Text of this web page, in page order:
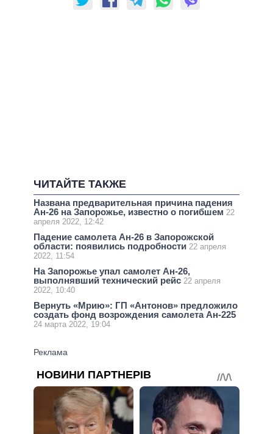
ЧИТАЙТЕ ТАКЖЕ
Названа предварительная причина падения
Ан-26 на Запорожье, известно о погибшем 22
апреля 2022, 12:42
Падение самолета Ан-26 в Запорожской
области: появились подробности 22 апреля
2022, 11:54
На Запорожье упал самолет Ан-26,
выполнявший технический рейс 22 апреля
2022, 10:40
Вернуть «Мрию»: ГП «Антонов» предложило
создать фонд возрождения самолета Ан-225
24 марта 2022, 19:04